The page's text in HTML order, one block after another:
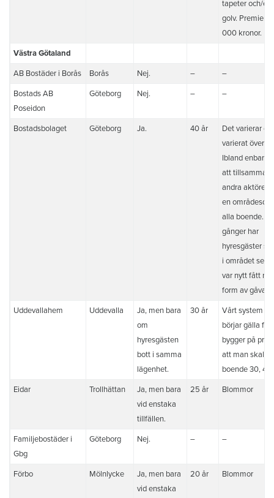
tapeter och/
golv. Premien
000 kronor.
Västra Götaland
AB Bostäder i Borås Borås Nej. – –
Bostads AB
Poseidon
Göteborg Nej. – –
Bostadsbolaget Göteborg Ja. 40 år
Det varierar
varierat över
Ibland enbart
att
andra aktörer
en
alla boende.
gånger har
hyresgäster
i området
var nytt fått
form av gåva.
Uddevallahem Uddevalla
Ja, men bara
om
hyresgästen
bott i samma
lägenhet.
30 år
Vårt system
börjar gälla
bygger på
att man skall
boende 30,
Eidar Trollhättan
Ja, men bara
vid enstaka
tillfällen.
25 år Blommor
Familjebostäder i
Gbg
Göteborg Nej. – –
Förbo Mölnlycke
Ja, men bara
vid enstaka
20 år Blommor